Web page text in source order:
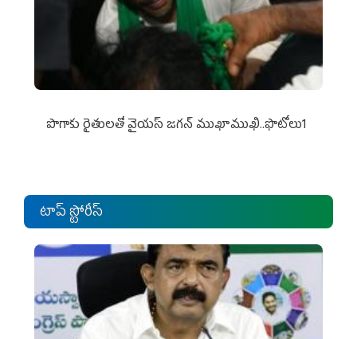
పొగాకు రైతుల‌తో వైయ‌స్ జ‌గ‌న్ ముఖాముఖి..ఫొటోలు1
టాప్ స్టోరీస్